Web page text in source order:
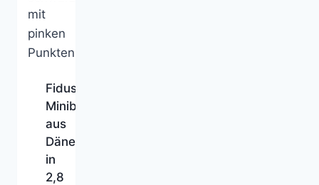
Fidusen
Miniblinker
aus
Dänemark
in
2,8